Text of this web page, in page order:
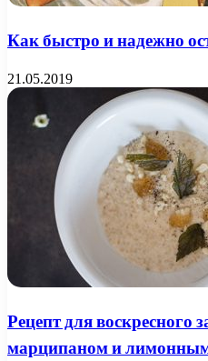
Как быстро и надежно
21.05.2019
Рецепт для воскресного
марципаном и